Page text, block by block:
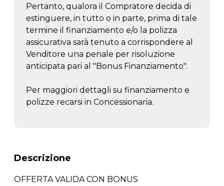
Pertanto, qualora il Compratore decida di
estinguere, in tutto o in parte, prima di tale
termine il finanziamento e/o la polizza
assicurativa sarà tenuto a corrispondere al
Venditore una penale per risoluzione
anticipata pari al "Bonus Finanziamento".
Per maggiori dettagli su finanziamento e
polizze recarsi in Concessionaria.
Descrizione
OFFERTA VALIDA CON BONUS